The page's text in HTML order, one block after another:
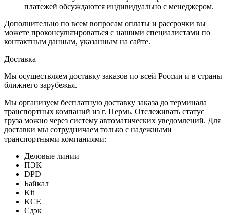
платежей обсуждаются индивидуально с менеджером.
Дополнительно по всем вопросам оплаты и рассрочки вы
можете проконсультироваться с нашими специалистами по
контактным данным, указанным на сайте.
Доставка
Мы осуществляем доставку заказов по всей России и в страны
ближнего зарубежья.
Мы организуем бесплатную доставку заказа до терминала
транспортных компаний из г. Пермь. Отслеживать статус
груза можно через систему автоматических уведомлений. Для
доставки мы сотрудничаем только с надежными
транспортными компаниями:
Деловые линии
ПЭК
DPD
Байкал
Kit
KCE
Сдэк